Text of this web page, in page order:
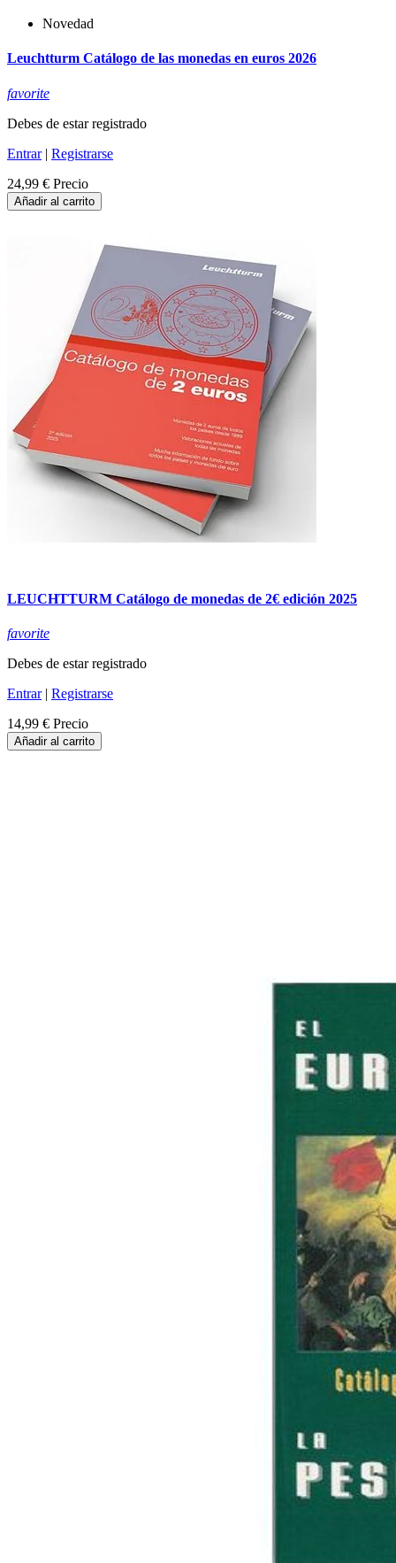
Novedad
Leuchtturm Catálogo de las monedas en euros 2026
favorite
Debes de estar registrado
Entrar| Registrarse
24,99 € Precio
Añadir al carrito
LEUCHTTURM Catálogo de monedas de 2€ edición 2025
favorite
Debes de estar registrado
Entrar| Registrarse
14,99 € Precio
Añadir al carrito